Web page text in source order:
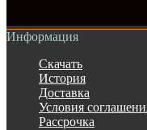
Информация
Скачать
История
Доставка
Условия
Рассрочка